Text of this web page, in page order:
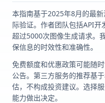
本指南基于2025年8月的最
际验证。作者团队包括API
超过5000次图像生成请求。
保信息的时效性和准确性。
免费额度和优惠政策可能随
公告。第三方服务的推荐基
估，不构成投资建议。选择
能力做出决定。